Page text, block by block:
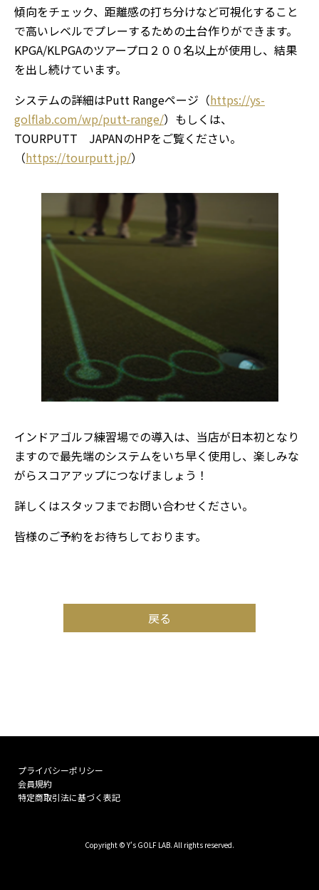
傾向をチェック、距離感の打ち分けなど可視化すること
で高いレベルでプレーするための土台作りができます。
KPGA/KLPGAのツアープロ２００名以上が使用し、結果
を出し続けています。
システムの詳細はPutt Rangeページ（https://ys-
golflab.com/wp/putt-range/）もしくは、
TOURPUTT JAPANのHPをご覧ください。
（https://tourputt.jp/）
インドアゴルフ練習場での導入は、当店が日本初となり
ますので最先端のシステムをいち早く使用し、楽しみな
がらスコアアップにつなげましょう！
詳しくはスタッフまでお問い合わせください。
皆様のご予約をお待ちしております。
戻る
プライバシーポリシー
会員規約
特定商取引法に基づく表記
Copyright © Y’s GOLF LAB. All rights reserved.